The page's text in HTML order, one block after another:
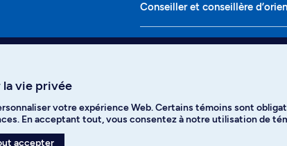
Conseiller et conseillère
Programmes et cours
YouTube Spotify
la vie privée
votre expérience Web. Certains témoins sont
En acceptant tout, vous consentez à notre utilisation de
accepter